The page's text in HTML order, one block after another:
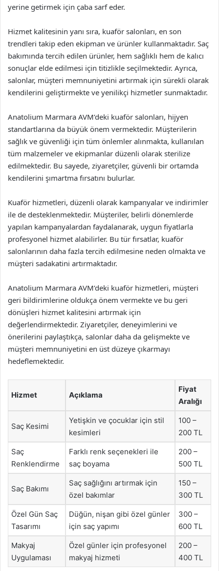
yerine getirmek için çaba sarf eder.
Hizmet kalitesinin yanı sıra, kuaför salonları, en son
trendleri takip eden ekipman ve ürünler kullanmaktadır. Saç
bakımında tercih edilen ürünler, hem sağlıklı hem de kalıcı
sonuçlar elde edilmesi için titizlikle seçilmektedir. Ayrıca,
salonlar, müşteri memnuniyetini artırmak için sürekli olarak
kendilerini geliştirmekte ve yenilikçi hizmetler sunmaktadır.
Anatolium Marmara AVM’deki kuaför salonları, hijyen
standartlarına da büyük önem vermektedir. Müşterilerin
sağlık ve güvenliği için tüm önlemler alınmakta, kullanılan
tüm malzemeler ve ekipmanlar düzenli olarak sterilize
edilmektedir. Bu sayede, ziyaretçiler, güvenli bir ortamda
kendilerini şımartma fırsatını bulurlar.
Kuaför hizmetleri, düzenli olarak kampanyalar ve indirimler
ile de desteklenmektedir. Müşteriler, belirli dönemlerde
yapılan kampanyalardan faydalanarak, uygun fiyatlarla
profesyonel hizmet alabilirler. Bu tür fırsatlar, kuaför
salonlarının daha fazla tercih edilmesine neden olmakta ve
müşteri sadakatini artırmaktadır.
Anatolium Marmara AVM’deki kuaför hizmetleri, müşteri
geri bildirimlerine oldukça önem vermekte ve bu geri
dönüşleri hizmet kalitesini artırmak için
değerlendirmektedir. Ziyaretçiler, deneyimlerini ve
önerilerini paylaştıkça, salonlar daha da gelişmekte ve
müşteri memnuniyetini en üst düzeye çıkarmayı
hedeflemektedir.
Hizmet Açıklama
Fiyat
Aralığı
Saç Kesimi
Yetişkin ve çocuklar için stil
kesimleri
100 –
200 TL
Saç
Renklendirme
Farklı renk seçenekleri ile
saç boyama
200 –
500 TL
Saç Bakımı
Saç sağlığını artırmak için
özel bakımlar
150 –
300 TL
Özel Gün Saç
Tasarımı
Düğün, nişan gibi özel günler
için saç yapımı
300 –
600 TL
Makyaj
Uygulaması
Özel günler için profesyonel
makyaj hizmeti
200 –
400 TL